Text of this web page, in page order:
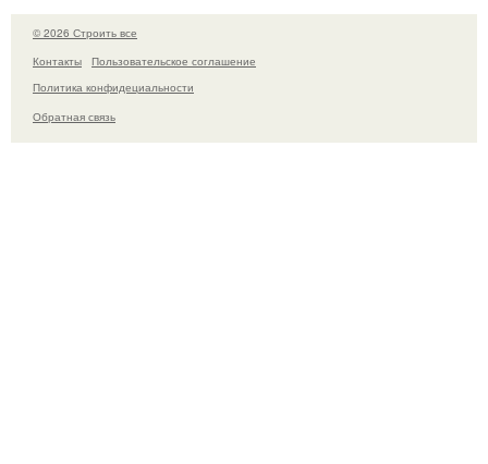
© 2026 Строить все
Контакты
Пользовательское соглашение
Политика конфидециальности
Обратная связь